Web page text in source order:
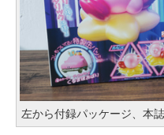
左から付録パッケージ、本誌